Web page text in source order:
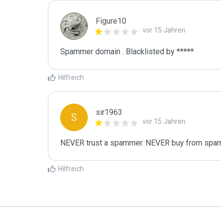
Figure10
vor 15 Jahren
Spammer domain . Blacklisted by *****
Hilfreich
S sir1963
vor 15 Jahren
NEVER trust a spammer. NEVER buy from
Hilfreich